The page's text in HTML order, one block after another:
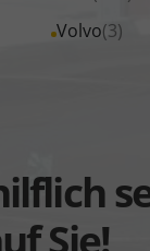
anzeigen
Nissan
Fahrzeuge
Volvo(3)
Alle
Sie!